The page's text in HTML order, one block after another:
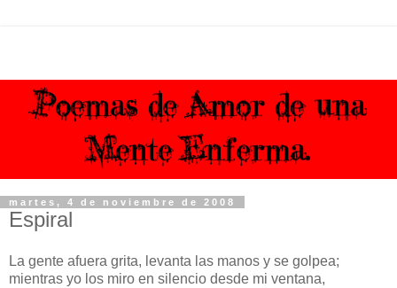
martes, 4 de noviembre de 2008
Espiral
La gente afuera grita, levanta las manos y se golpea;
mientras yo los miro en silencio desde mi ventana,